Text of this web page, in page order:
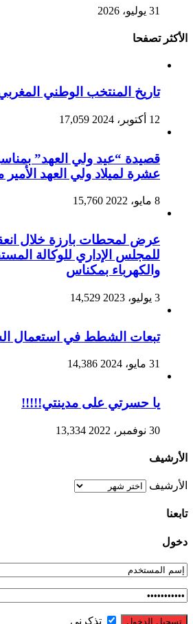
31 يوليو، 2026
الأكثر تصفحا
تاريخ المنتخب الوطني
12 أكتوبر، 2024 17,059
قصيدة “عيد ولي العهد”
عشرة لميلاد ولي العهد
8 مايو، 2022 15,760
عرض لمحطات بارزة خلال
للمجلس الإداري للوكالة
والكهرباء بمكناس
3 يوليو، 2023 14,529
تبعات الشطط في استعمال
31 مايو، 2024 14,386
يا حسرتي على مدينتي!!!!!
30 نوفمبر، 2022 13,334
الأرشيف
الأرشيف
تابعنا
دخول
تذكرني